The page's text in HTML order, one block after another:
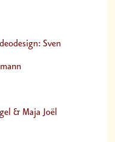
Sven
& Maja Joël